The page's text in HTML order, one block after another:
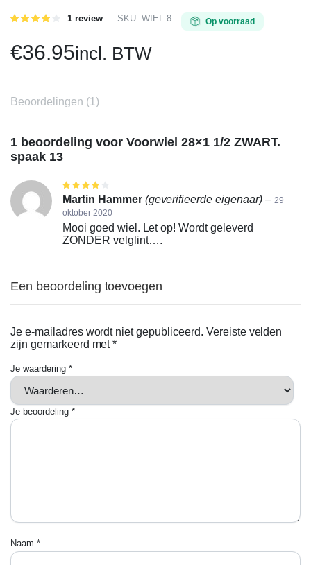
Gewaardeerd
opklant
waardering
1review SKU: WIEL 8 Op voorraad
€36.95incl. BTW
Beoordelingen (1)
1 beoordeling voor Voorwiel 28×1 1/2 ZWART.
spaak 13
4uit 5
Martin Hammer (geverifieerde eigenaar) – 29
oktober 2020
Mooi goed wiel. Let op! Wordt geleverd
ZONDER velglint….
Een beoordeling toevoegen
Je e-mailadres wordt niet gepubliceerd. Vereiste velden
zijn gemarkeerd met*
Je waardering *
Je beoordeling *
Naam *